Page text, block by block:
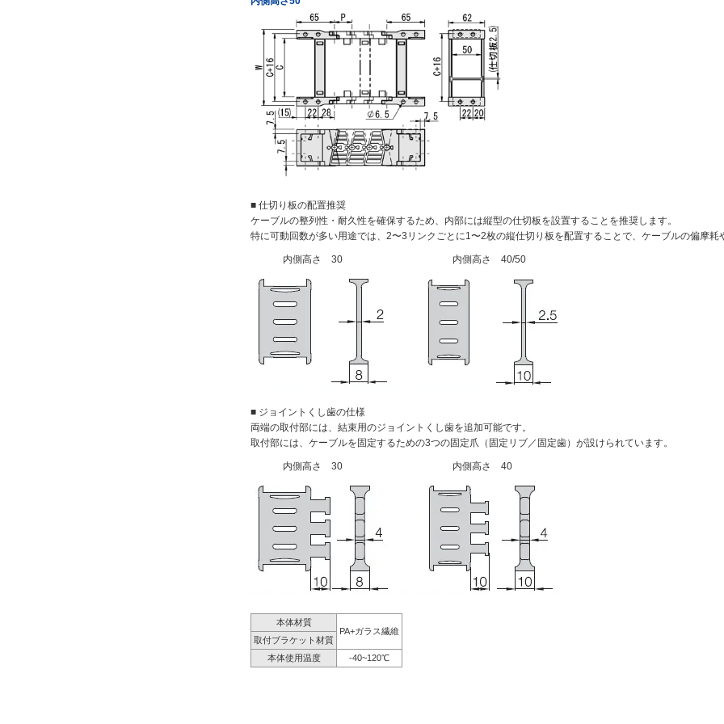
■ 仕切り板の配置推奨
ケーブルの整列性・耐久性を確保するため、内部には縦型の仕切板を設置することを推奨します。
特に可動回数が多い用途では、2〜3リンクごとに1〜2枚の縦仕切り板を配置することで、ケーブルの偏摩耗
内側高さ 30 内側高さ 40/50
■ ジョイントくし歯の仕様
両端の取付部には、結束用のジョイントくし歯を追加可能です。
取付部には、ケーブルを固定するための3つの固定爪（固定リブ／固定歯）が設けられています。
内側高さ 30 内側高さ 40
本体材質
PA+ガラス繊維
取付ブラケット材質
本体使用温度
-40~120℃